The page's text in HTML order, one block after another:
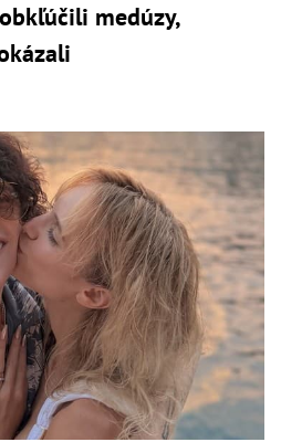
medúzy,